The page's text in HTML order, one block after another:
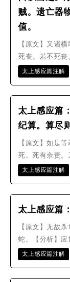
贼。遗亡器
值。
【原文】又诸
死丧。若不死丧
事。以当妄取之
丧，就会有水
太上感应篇注解
太上感应篇
纪算。算尽
【原文】如是
死。死有余责
过，司命之神会
文的用词。罪就
太上感应篇注解
太上感应篇
【原文】无故
蛇。【分析】应
龟蛇这种生在阴
太上感应篇注解